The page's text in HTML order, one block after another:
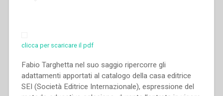
Italia.
150
anni
di
clicca per scaricare il pdf
Fabio Targhetta nel suo saggio ripercorre gli
adattamenti apportati al catalogo della casa editrice
SEI (Società Editrice Internazionale), espressione del